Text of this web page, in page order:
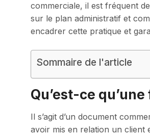
commerciale, il est fréquent
sur le plan administratif et
encadrer cette pratique et
Sommaire de l'article
Qu’est-ce
Il s’agit d’un document
avoir mis en relation un client